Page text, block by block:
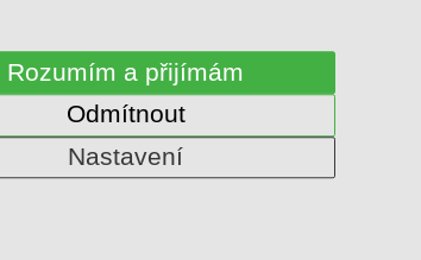
odstínu.
Rozumím a přijímám
Odmítnout
Nastavení